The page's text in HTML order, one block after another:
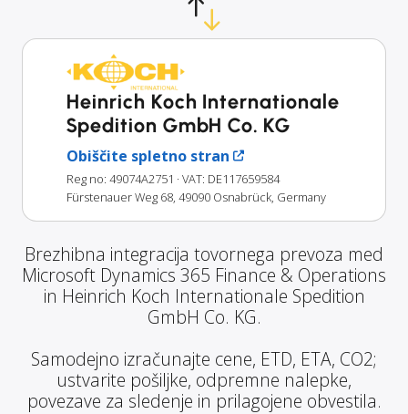
Heinrich Koch Internationale
Spedition GmbH Co. KG
Obiščite spletno stran
Reg no: 49074A2751 · VAT: DE117659584
Fürstenauer Weg 68, 49090 Osnabrück, Germany
Brezhibna integracija tovornega prevoza med
Microsoft Dynamics 365 Finance & Operations
in Heinrich Koch Internationale Spedition
GmbH Co. KG.
Samodejno izračunajte cene, ETD, ETA, CO2;
ustvarite pošiljke, odpremne nalepke,
povezave za sledenje in prilagojene obvestila.